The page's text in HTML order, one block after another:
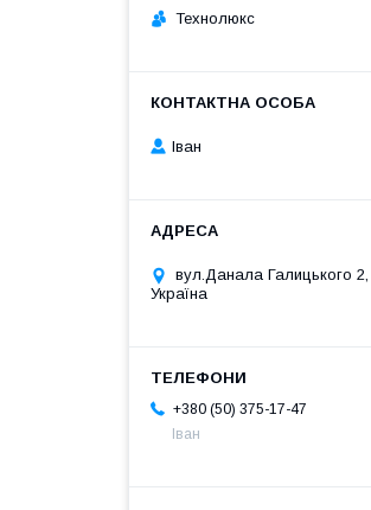
Технолюкс
Іван
вул.Данала Галицького 2,
Україна
+380 (50) 375-17-47
Іван